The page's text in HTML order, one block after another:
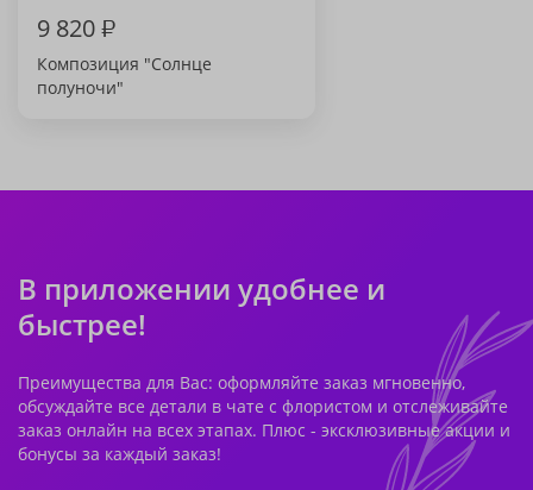
9 820₽
Композиция "Солнце
полуночи"
В приложении удобнее и
быстрее!
Преимущества для Вас: оформляйте заказ мгновенно,
обсуждайте все детали в чате с флористом и отслеживайте
заказ онлайн на всех этапах. Плюс - эксклюзивные акции и
бонусы за каждый заказ!